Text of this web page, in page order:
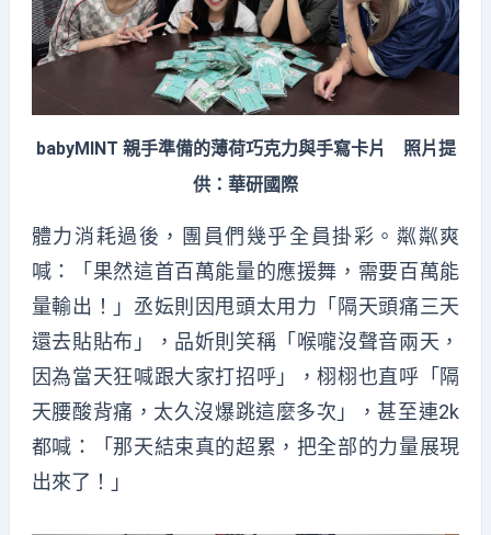
babyMINT 親手準備的薄荷巧克力與手寫卡片 照片提
供：華研國際
體力消耗過後，團員們幾乎全員掛彩。粼粼爽
喊：「果然這首百萬能量的應援舞，需要百萬能
量輸出！」丞妘則因甩頭太用力「隔天頭痛三天
還去貼貼布」，品妡則笑稱「喉嚨沒聲音兩天，
因為當天狂喊跟大家打招呼」，栩栩也直呼「隔
天腰酸背痛，太久沒爆跳這麼多次」，甚至連2k
都喊：「那天結束真的超累，把全部的力量展現
出來了！」